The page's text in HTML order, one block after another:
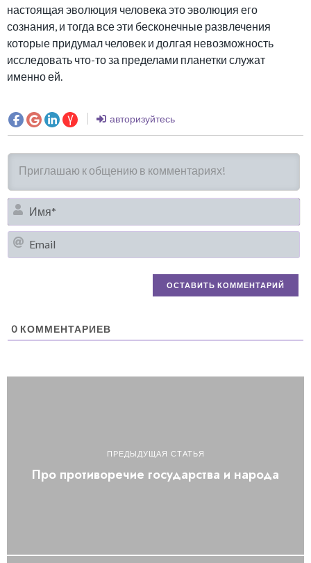
настоящая эволюция человека это эволюция его
сознания, и тогда все эти бесконечные развлечения
которые придумал человек и долгая невозможность
исследовать что-то за пределами планетки служат
именно ей.
авторизуйтесь
0 КОММЕНТАРИЕВ
ПРЕДЫДУЩАЯ СТАТЬЯ
Про противоречие государства и народа